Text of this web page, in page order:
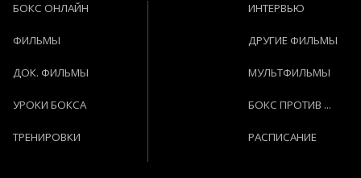
БОКС ОНЛАЙН
ФИЛЬМЫ
ДОК. ФИЛЬМЫ
УРОКИ БОКСА
ТРЕНИРОВКИ
ИНТЕРВЬЮ
ДРУГИЕ ФИЛЬМЫ
МУЛЬТФИЛЬМЫ
БОКС ПРОТИВ ...
РАСПИСАНИЕ